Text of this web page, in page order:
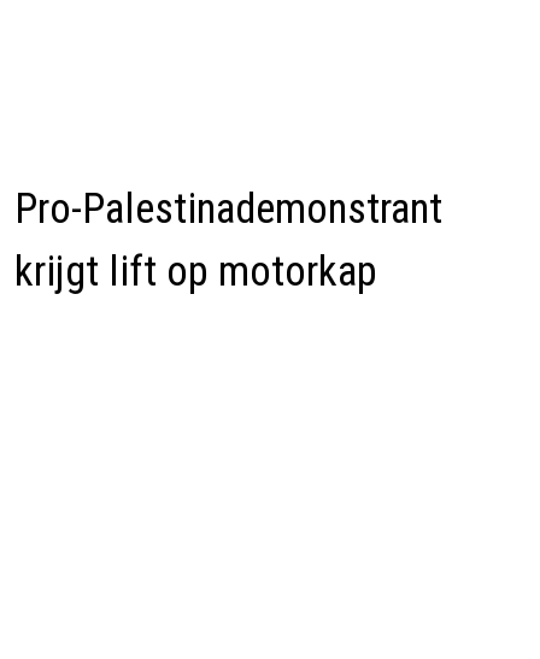
Pro-Palestinademonstrant
krijgt lift op motorkap